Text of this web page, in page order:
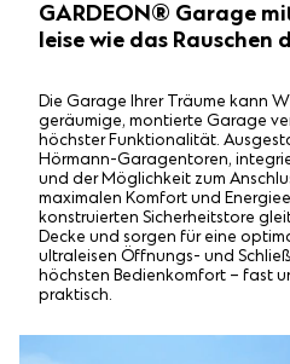
GARDEON® Garage
leise wie das Rauschen
Die Garage Ihrer Träume kann
geräumige, montierte Garage
höchster Funktionalität.
Hörmann-Garagentoren,
und der Möglichkeit zum
maximalen Komfort und
konstruierten Sicherheitstore
Decke und sorgen für eine
ultraleisen Öffnungs- und
höchsten Bedienkomfort – fast
praktisch.